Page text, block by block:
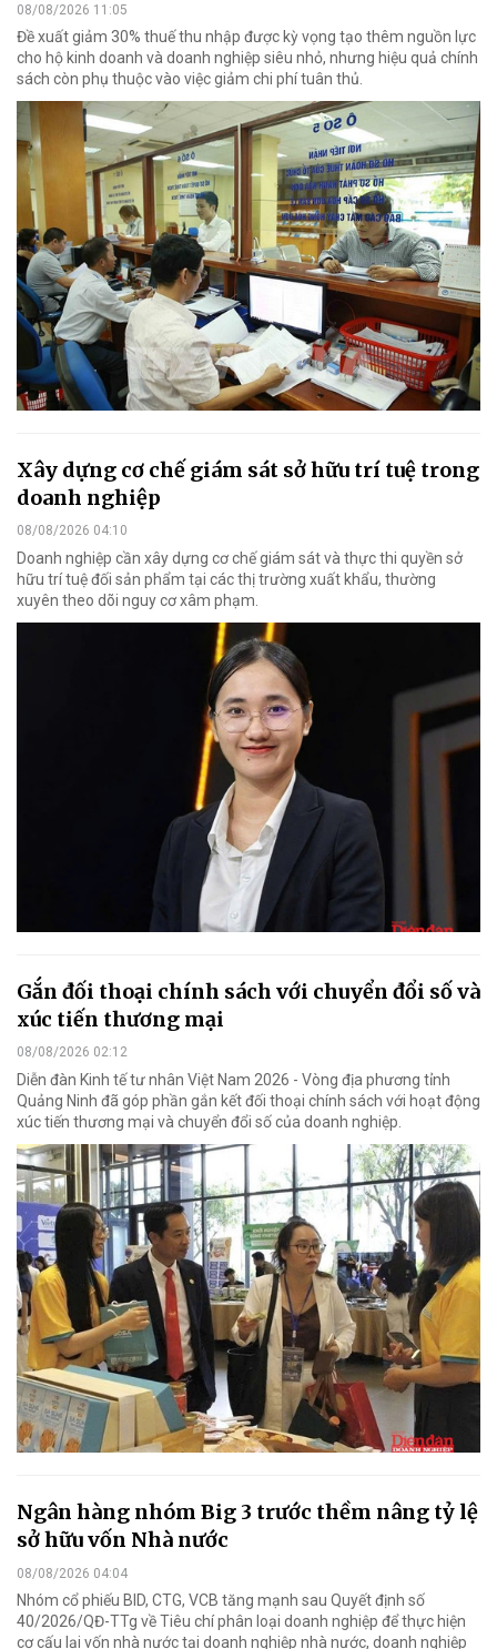
08/08/2026 11:05
Đề xuất giảm 30% thuế thu nhập được kỳ vọng tạo thêm nguồn lực
cho hộ kinh doanh và doanh nghiệp siêu nhỏ, nhưng hiệu quả chính
sách còn phụ thuộc vào việc giảm chi phí tuân thủ.
Xây dựng cơ chế giám sát sở hữu trí tuệ trong
doanh nghiệp
08/08/2026 04:10
Doanh nghiệp cần xây dựng cơ chế giám sát và thực thi quyền sở
hữu trí tuệ đối sản phẩm tại các thị trường xuất khẩu, thường
xuyên theo dõi nguy cơ xâm phạm.
Gắn đối thoại chính sách với chuyển đổi số và
xúc tiến thương mại
08/08/2026 02:12
Diễn đàn Kinh tế tư nhân Việt Nam 2026 - Vòng địa phương tỉnh
Quảng Ninh đã góp phần gắn kết đối thoại chính sách với hoạt động
xúc tiến thương mại và chuyển đổi số của doanh nghiệp.
Ngân hàng nhóm Big 3 trước thềm nâng tỷ lệ
sở hữu vốn Nhà nước
08/08/2026 04:04
Nhóm cổ phiếu BID, CTG, VCB tăng mạnh sau Quyết định số
40/2026/QĐ-TTg về Tiêu chí phân loại doanh nghiệp để thực hiện
cơ cấu lại vốn nhà nước tại doanh nghiệp nhà nước, doanh nghiệp